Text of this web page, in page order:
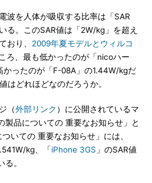
波を人体が吸収する比率は「SAR
る。このSAR値は「2W/kg」を超え
おり、 2009年夏モデルとウィルコ
ろ、最も低かったのが「nicoハー
かったのが「F-08A」の1.44W/kgだ
はどれほどなのだろうか。
（外部リンク ）に公開されているマ
製品についての 重要なお知らせ」と
いての 重要なお知らせ」には、
kg、「iPhone 3GS 」のSAR値
。